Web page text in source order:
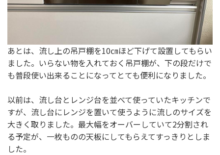
あとは、流し上の吊戸棚を10㎝ほど下げて設置してもらい
ました。いらない物を入れておく吊戸棚が、下の段だけで
も普段使い出来ることになってとても便利になりました。
以前は、流し台とレンジ台を並べて使っていたキッチンで
すが、流し台にレンジを置いて使うように流しのサイズを
大きく取りました。最大幅をオーバーしていて2分割され
る予定が、一枚ものの天板にしてもらえてすっきりとしま
した。